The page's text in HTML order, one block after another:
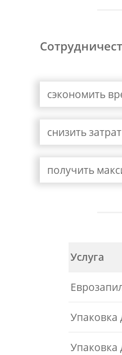
сэкономить
снизить
получить
Услуга
Упаковка
Упаковка